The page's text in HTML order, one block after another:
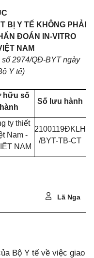
BỊ Y TẾ KHÔNG PHẢI
ĐOÁN IN-VITRO
NAM
2974/QĐ-BYT ngày
Y tế)
hữu số
Số lưu hành
ty thiết
Nam -
NAM
2100119ĐKLH
/BYT-TB-CT
Lã Nga
Bộ Y tế về việc giao